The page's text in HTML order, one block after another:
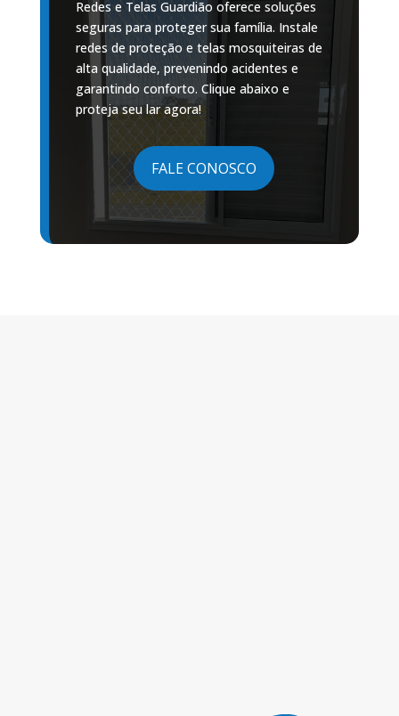
Redes e Telas Guardião oferece soluções
seguras para proteger sua família. Instale
redes de proteção e telas mosquiteiras de
alta qualidade, prevenindo acidentes e
garantindo conforto. Clique abaixo e
proteja seu lar agora!
FALE CONOSCO